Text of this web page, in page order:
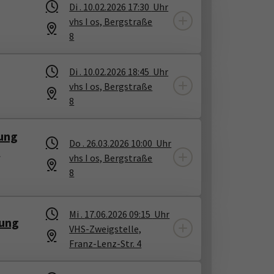
Di . 10.02.2026 17:30 Uhr
vhs I os, Bergstraße
8
Di . 10.02.2026 18:45 Uhr
vhs I os, Bergstraße
8
Do . 26.03.2026 10:00 Uhr
vhs I os, Bergstraße
8
Mi . 17.06.2026 09:15 Uhr
VHS-Zweigstelle,
Franz-Lenz-Str. 4